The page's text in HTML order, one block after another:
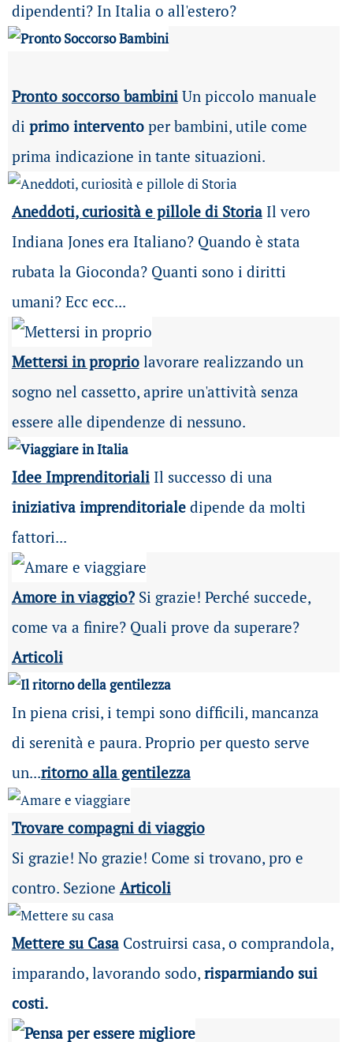
dipendenti? In Italia o all'estero?
Pronto soccorso bambiniUn piccolo manuale
di primo interventoper bambini, utile come
prima indicazione in tante situazioni.
Aneddoti, curiosità e pillole di Storia Il vero
Indiana Jones era Italiano? Quando è stata
rubata la Gioconda? Quanti sono i diritti
umani? Ecc ecc...
Mettersi in propriolavorare realizzando un
sogno nel cassetto, aprire un'attività senza
essere alle dipendenze di nessuno.
Idee ImprenditorialiIl successo di una
iniziativa imprenditorialedipende da molti
fattori...
Amore in viaggio?Si grazie! Perché succede,
come va a finire? Quali prove da superare?
Articoli
In piena crisi, i tempi sono difficili, mancanza
di serenità e paura. Proprio per questo serve
un...ritorno alla gentilezza
Trovare compagni di viaggio
Si grazie! No grazie! Come si trovano, pro e
contro. Sezione Articoli
Mettere su Casa Costruirsi casa, o comprandola,
imparando, lavorando sodo, risparmiando sui
costi.